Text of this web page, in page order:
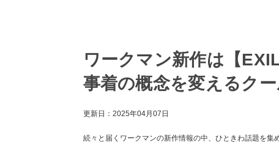
ワークマン新作は【
事着の概念を変えるク
更新日： 2025年04月07日
続々と届くワークマンの新作情報の中、ひときわ話題を集